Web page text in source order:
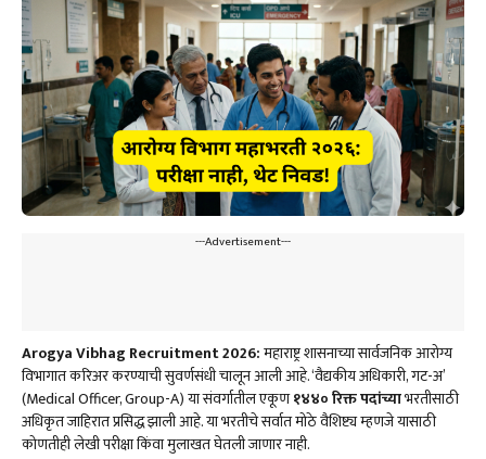
---Advertisement---
Arogya Vibhag Recruitment 2026:महाराष्ट्र शासनाच्या सार्वजनिक आरोग्य
विभागात करिअर करण्याची सुवर्णसंधी चालून आली आहे. ‘वैद्यकीय अधिकारी, गट-अ’
(Medical Officer, Group-A) या संवर्गातील एकूण१४४० रिक्त पदांच्याभरतीसाठी
अधिकृत जाहिरात प्रसिद्ध झाली आहे. या भरतीचे सर्वात मोठे वैशिष्ट्य म्हणजे यासाठी
कोणतीही लेखी परीक्षा किंवा मुलाखत घेतली जाणार नाही.